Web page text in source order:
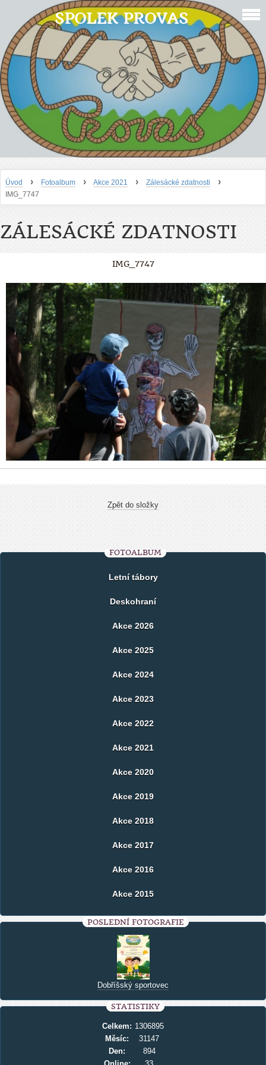
SPOLEK PROVAS
Úvod › Fotoalbum › Akce 2021 › Zálesácké zdatnosti ›
IMG_7747
ZÁLESÁCKÉ ZDATNOSTI
IMG_7747
Zpět do složky
FOTOALBUM
Letní tábory
Deskohraní
Akce 2026
Akce 2025
Akce 2024
Akce 2023
Akce 2022
Akce 2021
Akce 2020
Akce 2019
Akce 2018
Akce 2017
Akce 2016
Akce 2015
POSLEDNÍ FOTOGRAFIE
Dobříšský sportovec
STATISTIKY
Celkem: 1306895
Měsíc:
31147
Den:
894